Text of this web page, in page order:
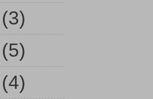
(3)
(5)
(4)